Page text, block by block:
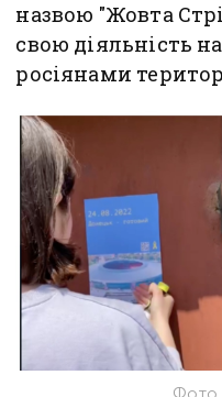
назвою "Жовта
свою діяльність
росіянами